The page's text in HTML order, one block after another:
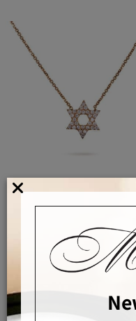
שרשרת מגן דוד יהלומים
לפרטים ורכישה